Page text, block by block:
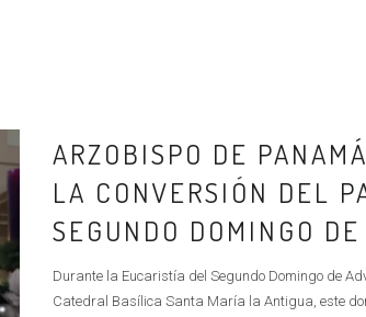
ARZOBISPO DE
LA CONVERSIÓN DEL
SEGUNDO DOMINGO
Durante la Eucaristía del Segundo Domingo de
Catedral Basílica Santa María la Antigua, este